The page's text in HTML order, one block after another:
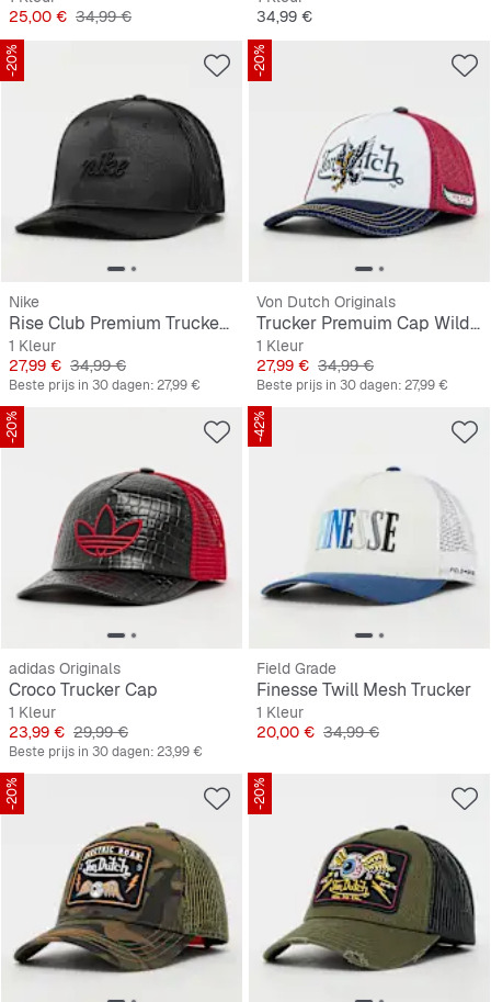
Prijs
25,00 € Originele Prijs
34,99 €
Prijs
34,99 €
-20%
Nike
Rise Club Premium Trucker Cap
1 Kleur
Prijs
27,99 € Originele Prijs
34,99 €
Beste prijs in 30 dagen:27,99 €
-20%
Von Dutch Originals
Trucker Premuim Cap Wild Eagle
1 Kleur
Prijs
27,99 € Originele Prijs
34,99 €
Beste prijs in 30 dagen:27,99 €
-20%
adidas Originals
Croco Trucker Cap
1 Kleur
Prijs
23,99 € Originele Prijs
29,99 €
Beste prijs in 30 dagen:23,99 €
-42%
Field Grade
Finesse Twill Mesh Trucker
1 Kleur
Prijs
20,00 € Originele Prijs
34,99 €
-20% -20%